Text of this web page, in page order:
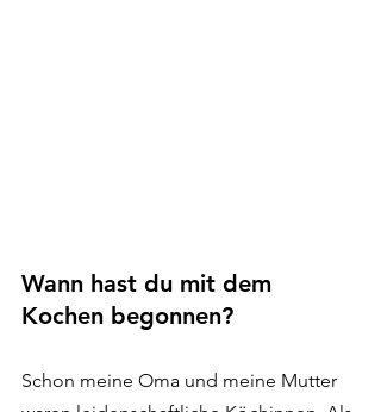
Wann hast du mit dem
Kochen begonnen?
Schon meine Oma und meine Mutter